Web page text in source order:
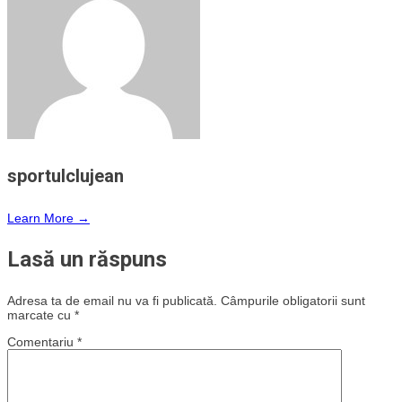
sportulclujean
Learn More →
Lasă un răspuns
Adresa ta de email nu va fi publicată. Câmpurile obligatorii sunt
marcate cu *
Comentariu *